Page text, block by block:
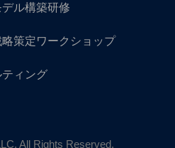
デル構築研修
略策定ワークショップ
ィング
All Rights Reserved.